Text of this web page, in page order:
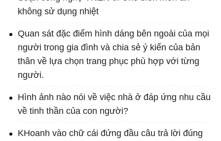
không sử dụng nhiệt
Quan sát đặc điểm hình dáng bên ngoài của mọi
người trong gia đình và chia sẻ ý kiến của bản
thân về lựa chọn trang phục phù hợp với từng
người.
Hình ảnh nào nói về việc nhà ở đáp ứng nhu cầu
về tinh thần của con người?
KHoanh vào chữ cái đứng đầu câu trả lời đúng